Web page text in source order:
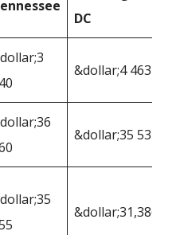
DC
&dollar;4 463
&dollar;35 537
&dollar;31,386